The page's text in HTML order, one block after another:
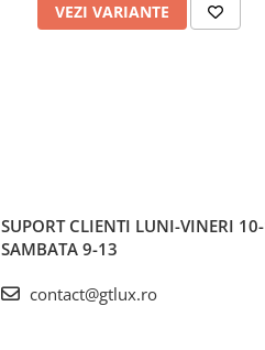
VEZI VARIANTE
SUPORT CLIENTI LUNI-VINERI
SAMBATA 9-13
contact@gtlux.ro